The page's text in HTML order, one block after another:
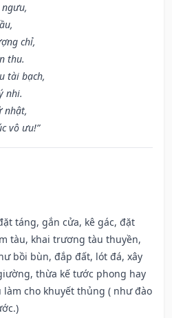
chỉ,
thu.
tài bạch,
nhi.
nhật,
vô ưu!”
táng, gắn cửa, kê gác, đặt
tàu, khai trương tàu thuyền,
bồi bùn, đắp đất, lót đá, xây
thừa kế tước phong hay
làm cho khuyết thủng ( như đào